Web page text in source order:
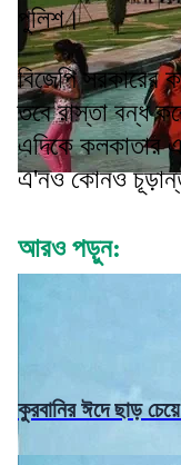
পুলিশ।
বিজেপি সরকারের
তবে রাস্তা বন্ধ
এদিকে কলকাতার
এ'নও কোনও
আরও পড়ুন:
কুরবানির ঈদে ছাড়